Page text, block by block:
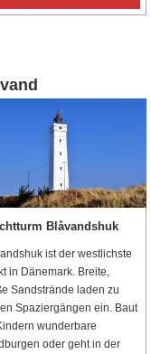
Blåvandshuk
ist der westlichste
in Dänemark. Breite,
Sandstrände laden zu
Spaziergängen ein. Baut
wunderbare
oder geht in der